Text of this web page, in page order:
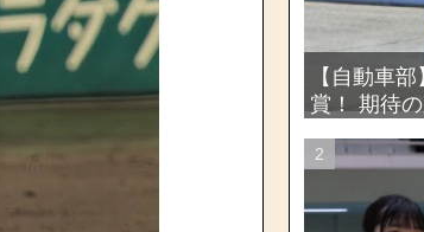
【自動車
賞！ 期待
大会2026